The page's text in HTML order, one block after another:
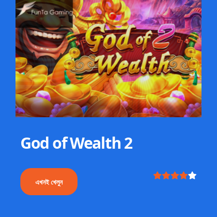
God of Wealth 2
এখনই খেলুন